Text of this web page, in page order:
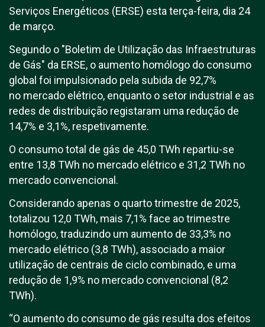
Serviços Energéticos (ERSE) esta terça-feira, dia 24
de março.
Segundo o "Boletim de Utilização das Infraestruturas
de Gás" da ERSE, o aumento homólogo do consumo
global foi impulsionado pela subida de 92,7%
no mercado elétrico, enquanto o setor industrial e as
redes de distribuição registaram uma redução de
14,7% e 3,1%, respetivamente.
O consumo total de gás de 45,0 TWh repartiu-se
entre 13,8 TWh no mercado elétrico e 31,2 TWh no
mercado convencional.
Considerando apenas o quarto trimestre de 2025,
totalizou 12,0 TWh, mais 7,1% face ao trimestre
homólogo, traduzindo um aumento de 33,3% no
mercado elétrico (3,8 TWh), associado a maior
utilização de centrais de ciclo combinado, e uma
redução de 1,9% no mercado convencional (8,2
TWh).
“O aumento do consumo de gás resulta dos efeitos